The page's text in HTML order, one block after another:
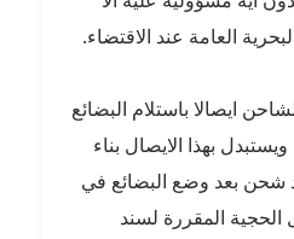
العامة عند الاقتضاء.
ايصالا باستلام البضائع
بهذا الايصال بناء
بعد وضع البضائع في
الحجية المقررة لسند